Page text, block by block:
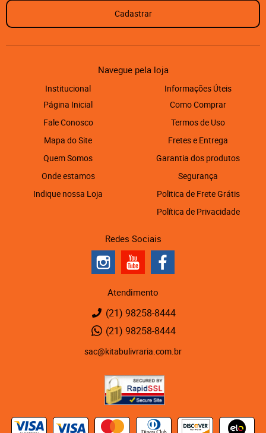
Cadastrar
Navegue pela loja
Institucional
Página Inicial
Fale Conosco
Mapa do Site
Quem Somos
Onde estamos
Indique nossa Loja
Informações Úteis
Como Comprar
Termos de Uso
Fretes e Entrega
Garantia dos produtos
Segurança
Politica de Frete Grátis
Política de Privacidade
Redes Sociais
Atendimento
(21) 98258-8444
(21) 98258-8444
sac@kitabulivraria.com.br